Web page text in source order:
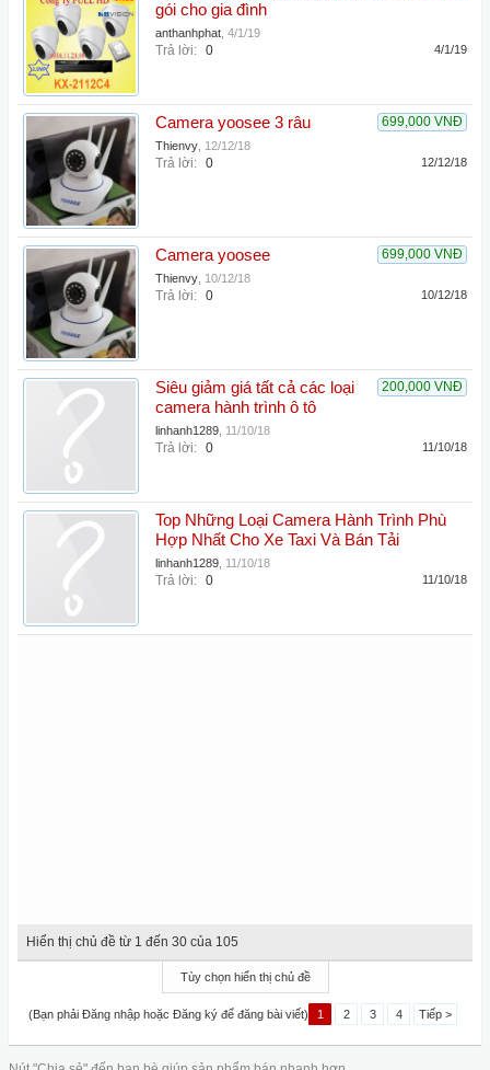
gói cho gia đình
anthanhphat 4/1/19
Trả lời: 0 4/1/19
699,000 VNĐ
Camera yoosee 3 râu
Thienvy 12/12/18
Trả lời: 0 12/12/18
699,000 VNĐ
Camera yoosee
Thienvy 10/12/18
Trả lời: 0 10/12/18
200,000 VNĐ
Siêu giảm giá tất cả các loại
camera hành trình ô tô
linhanh1289 11/10/18
Trả lời: 0 11/10/18
Top Những Loại Camera Hành Trình Phù
Hợp Nhất Cho Xe Taxi Và Bán Tải
linhanh1289 11/10/18
Trả lời: 0 11/10/18
Hiển thị chủ đề từ 1 đến 30 của 105
Tùy chọn hiển thị chủ đề
(Bạn phải Đăng nhập hoặc Đăng ký để đăng bài viết) 1 2 3 4 Tiếp >